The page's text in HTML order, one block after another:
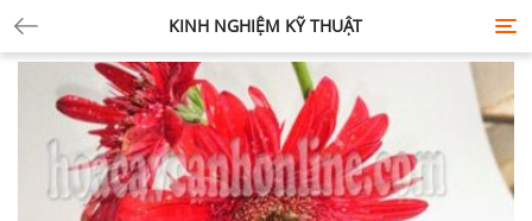
KINH NGHIỆM KỸ THUẬT